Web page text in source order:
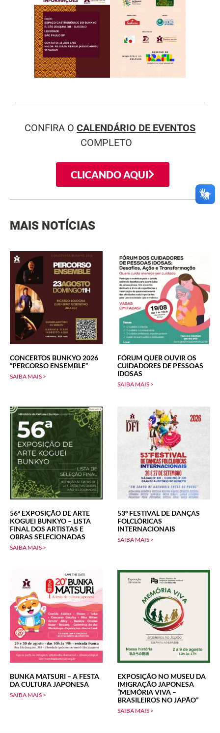
CONFIRA O CALENDÁRIO DE EVENTOS
COMPLETO
CLICANDO AQUI
MAIS NOTÍCIAS
CONCERTOS BUNKYO 2026
“PERCORSO ENSEMBLE”
SAIBA MAIS >
FÓRUM QUER OUVIR OS
CUIDADORES DE PESSOAS
IDOSAS
SAIBA MAIS >
56ª EXPOSIÇÃO DE ARTE
KOGUEI BUNKYO – LISTA
FINAL DOS ARTISTAS E
OBRAS SELECIONADAS
SAIBA MAIS >
53º FESTIVAL DE DANÇAS
FOLCLÓRICAS
INTERNACIONAIS
SAIBA MAIS >
BUNKA MATSURI – A FESTA
DA CULTURA JAPONESA
SAIBA MAIS >
EXPOSIÇÃO NO MUSEU DA
IMIGRAÇÃO JAPONESA
“MEMÓRIA VIVA –
BRASILEIROS NO JAPÃO”
SAIBA MAIS >